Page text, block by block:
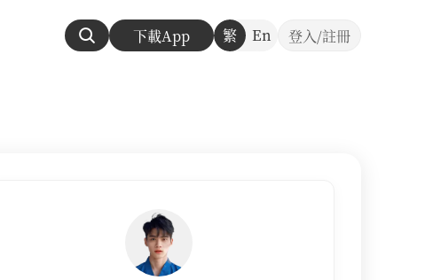
下載App 繁 En 登入/註冊